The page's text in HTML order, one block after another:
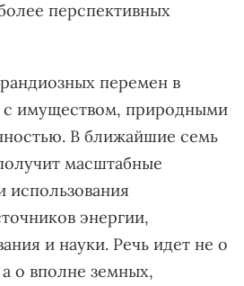
перспективных
перемен в
с имуществом, природными
В ближайшие семь
масштабные
энергии,
и науки. Речь идет не о
о вполне земных,